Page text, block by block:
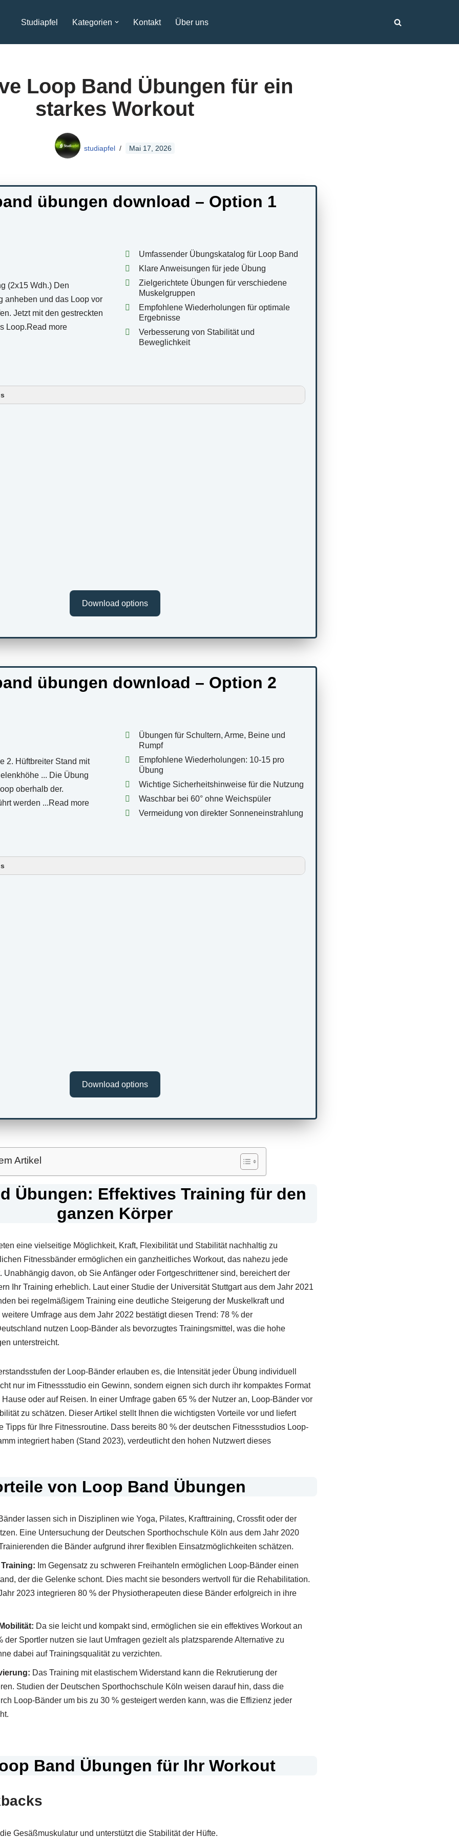
Studiapfel Kategorien Kontakt Über uns
Loop Band Übungen für ein
starkes Workout
studiapfel Mai 17, 2026
übungen download – Option 1
Umfassender Übungskatalog für Loop Band
Klare Anweisungen für jede Übung
Zielgerichtete Übungen für verschiedene
Muskelgruppen
Empfohlene Wiederholungen für optimale
Ergebnisse
Verbesserung von Stabilität und
Beweglichkeit
Download options
übungen download – Option 2
Übungen für Schultern, Arme, Beine und
Rumpf
Empfohlene Wiederholungen: 10-15 pro
Übung
Wichtige Sicherheitshinweise für die Nutzung
Waschbar bei 60° ohne Weichspüler
Vermeidung von direkter Sonneneinstrahlung
Download options
Artikel
Übungen: Effektives Training für den
ganzen Körper
eine vielseitige Möglichkeit, Kraft, Flexibilität und Stabilität nachhaltig zu
Fitnessbänder ermöglichen ein ganzheitliches Workout, das nahezu jede
Unabhängig davon, ob Sie Anfänger oder Fortgeschrittener sind, bereichert der
Ihr Training erheblich. Laut einer Studie der Universität Stuttgart aus dem Jahr 2021
bei regelmäßigem Training eine deutliche Steigerung der Muskelkraft und
Umfrage aus dem Jahr 2022 bestätigt diesen Trend: 78 % der
nutzen Loop-Bänder als bevorzugtes Trainingsmittel, was die hohe
unterstreicht.
der Loop-Bänder erlauben es, die Intensität jeder Übung individuell
nur im Fitnessstudio ein Gewinn, sondern eignen sich durch ihr kompaktes Format
oder auf Reisen. In einer Umfrage gaben 65 % der Nutzer an, Loop-Bänder vor
zu schätzen. Dieser Artikel stellt Ihnen die wichtigsten Vorteile vor und liefert
Tipps für Ihre Fitnessroutine. Dass bereits 80 % der deutschen Fitnessstudios Loop-
integriert haben (Stand 2023), verdeutlicht den hohen Nutzwert dieses
von Loop Band Übungen
lassen sich in Disziplinen wie Yoga, Pilates, Krafttraining, Crossfit oder der
Eine Untersuchung der Deutschen Sporthochschule Köln aus dem Jahr 2020
die Bänder aufgrund ihrer flexiblen Einsatzmöglichkeiten schätzen.
Im Gegensatz zu schweren Freihanteln ermöglichen Loop-Bänder einen
der die Gelenke schont. Dies macht sie besonders wertvoll für die Rehabilitation.
2023 integrieren 80 % der Physiotherapeuten diese Bänder erfolgreich in ihre
Da sie leicht und kompakt sind, ermöglichen sie ein effektives Workout an
der Sportler nutzen sie laut Umfragen gezielt als platzsparende Alternative zu
dabei auf Trainingsqualität zu verzichten.
Das Training mit elastischem Widerstand kann die Rekrutierung der
Studien der Deutschen Sporthochschule Köln weisen darauf hin, dass die
Loop-Bänder um bis zu 30 % gesteigert werden kann, was die Effizienz jeder
Band Übungen für Ihr Workout
Gesäßmuskulatur und unterstützt die Stabilität der Hüfte.